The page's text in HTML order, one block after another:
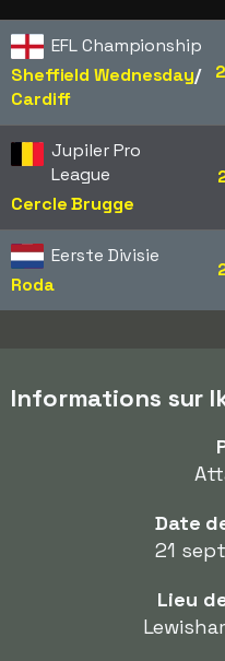
EFL Championship
Sheffield Wednesday/​
Cardiff
Jupiler Pro
League
Cercle Brugge
Eerste Divisie
Roda
Informations sur
Date
21
Lieu